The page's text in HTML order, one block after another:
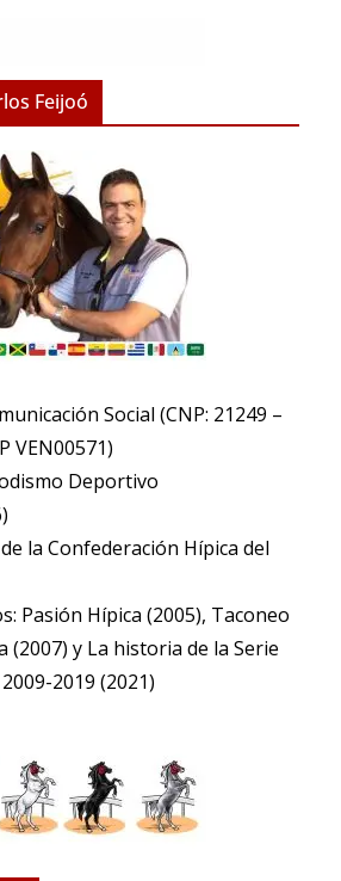
Feijoó
Social (CNP: 21249 –
VEN00571)
Deportivo
la Confederación Hípica del
Pasión Hípica (2005), Taconeo
(2007) y La historia de la Serie
2019 (2021)